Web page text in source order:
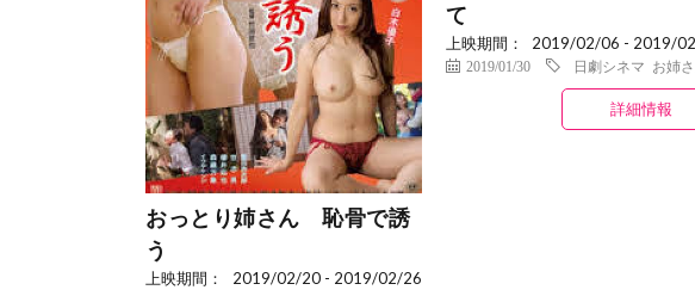
おっとり姉さん 恥骨で誘
う
上映期間： 2019/02/20 - 2019/02/26
て
上映期間： 2019/02/06 - 2019/
2019/01/30 日劇シネマ お姉さ
詳細情報